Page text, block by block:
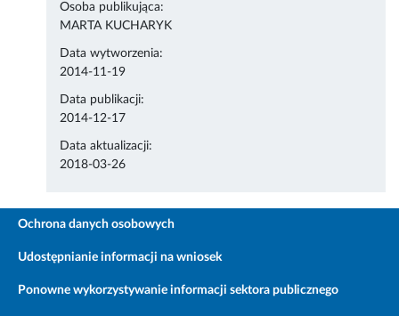
Osoba publikująca:
MARTA KUCHARYK
Data wytworzenia:
2014-11-19
Data publikacji:
2014-12-17
Data aktualizacji:
2018-03-26
Ochrona danych osobowych
Udostępnianie informacji na wniosek
Ponowne wykorzystywanie informacji sektora publicznego